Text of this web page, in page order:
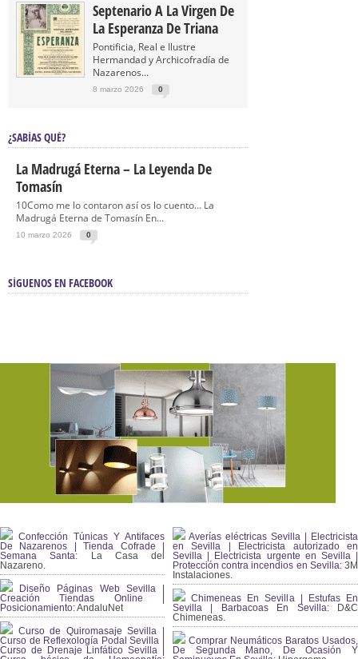
Septenario A La Virgen De
La Esperanza De Triana
Pontificia, Real e Ilustre
Hermandad y Archicofradía de
Nazarenos...
8 marzo 2026 0
¿SABÍAS QUÉ?
La Madrugá Eterna – La Leyenda De
Tomasín
10Como me lo contaron así os lo cuento… La
Madrugá Eterna de Tomasín En...
10 marzo 2026 0
SÍGUENOS EN FACEBOOK
Confección Túnicas Y Antifaces
De Nazarenos | Tienda Cofrade |
Semana Santa: La Casa del
Nazareno.
Diseño Páginas Web Sevilla |
Creación Tiendas Online |
Posicionamiento:AndaluNet
Curso de Quiromasaje Sevilla |
Curso de Reflexología Podal Sevilla |
Curso de Drenaje Linfático Sevilla |
Averías eléctricas Sevilla | Electricista
en Sevilla | Electricista autorizado en
Sevilla | Electricista urgente en Sevilla |
Protección contra incendios en Sevilla:3M
Instalaciones.
Chimeneas En Sevilla | Estufas En
Sevilla | Barbacoas En Sevilla:D&C
Chimeneas.
Comprar Neumáticos Baratos Usados,
De Segunda Mano, De Ocasión Y